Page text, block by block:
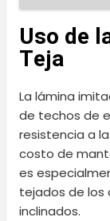
Uso de
Teja
La lámina
de techos de
resistencia a
costo de
es
tejados de los
inclinados.